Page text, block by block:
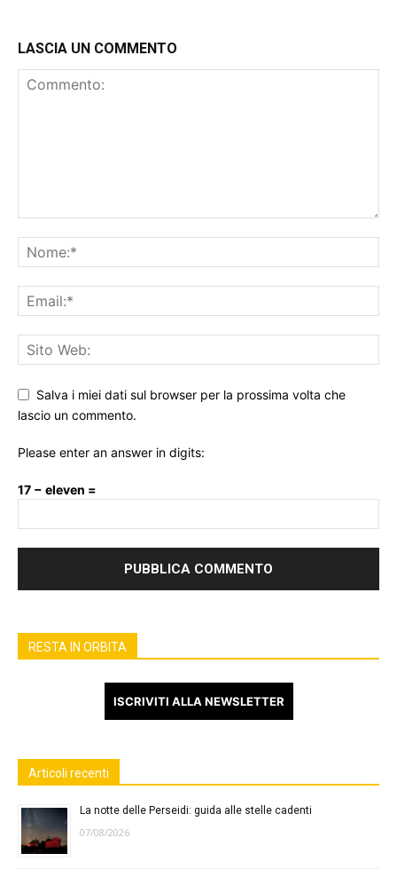
LASCIA UN COMMENTO
Salva i miei dati sul browser per la prossima volta che
lascio un commento.
Please enter an answer in digits:
17 − eleven =
RESTA IN ORBITA
ISCRIVITI ALLA NEWSLETTER
Articoli recenti
La notte delle Perseidi: guida alle stelle cadenti
07/08/2026